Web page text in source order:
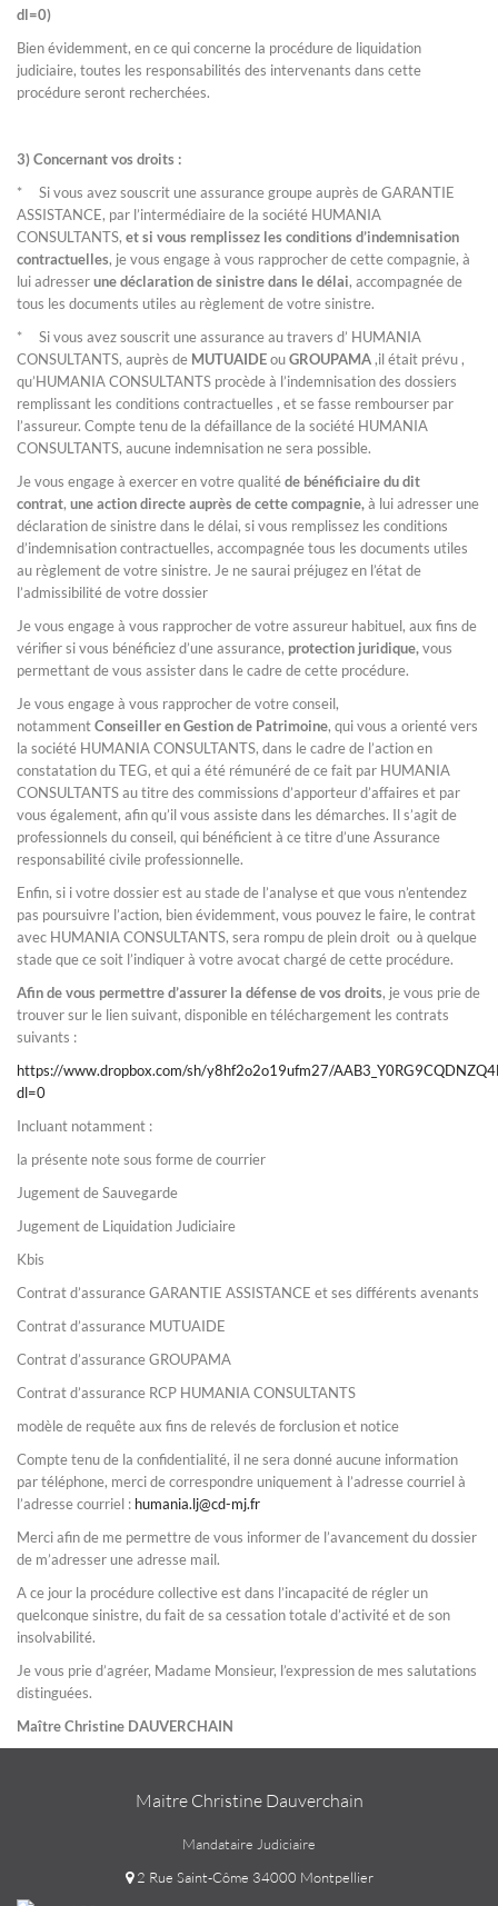
dl=0)
Bien évidemment, en ce qui concerne la procédure de liquidation
judiciaire, toutes les responsabilités des intervenants dans cette
procédure seront recherchées.
3) Concernant vos droits :
* Si vous avez souscrit une assurance groupe auprès de GARANTIE
ASSISTANCE, par l’intermédiaire de la société HUMANIA
CONSULTANTS, et si vous remplissez les conditions d’indemnisation
contractuelles, je vous engage à vous rapprocher de cette compagnie, à
lui adresserune déclaration de sinistre dans le délai, accompagnée de
tous les documents utiles au règlement de votre sinistre.
* Si vous avez souscrit une assurance au travers d’ HUMANIA
CONSULTANTS, auprès de MUTUAIDEouGROUPAMA,il était prévu ,
qu’HUMANIA CONSULTANTS procède à l’indemnisation des dossiers
remplissant les conditions contractuelles , et se fasse rembourser par
l’assureur. Compte tenu de la défaillance de la société HUMANIA
CONSULTANTS, aucune indemnisation ne sera possible.
Je vous engage à exercer en votre qualitéde bénéficiaire du dit
contrat, une action directe auprès de cette compagnie,à lui adresser une
déclaration de sinistre dans le délai, si vous remplissez les conditions
d’indemnisation contractuelles, accompagnée tous les documents utiles
au règlement de votre sinistre. Je ne saurai préjugez en l’état de
l’admissibilité de votre dossier
Je vous engage à vous rapprocher de votre assureur habituel, aux fins de
vérifier si vous bénéficiez d’une assurance, protection juridique,vous
permettant de vous assister dans le cadre de cette procédure.
Je vous engage à vous rapprocher de votre conseil,
notammentConseiller en Gestion de Patrimoine, qui vous a orienté vers
la société HUMANIA CONSULTANTS, dans le cadre de l’action en
constatation du TEG, et qui a été rémunéré de ce fait par HUMANIA
CONSULTANTS au titre des commissions d’apporteur d’affaires et par
vous également, afin qu’il vous assiste dans les démarches. Il s’agit de
professionnels du conseil, qui bénéficient à ce titre d’une Assurance
responsabilité civile professionnelle.
Enfin, si i votre dossier est au stade de l’analyse et que vous n’entendez
pas poursuivre l’action, bien évidemment, vous pouvez le faire, le contrat
avec HUMANIA CONSULTANTS, sera rompu de plein droit ou à quelque
stade que ce soit l’indiquer à votre avocat chargé de cette procédure.
Afin de vous permettre d’assurer la défense de vos droits, je vous prie de
trouver sur le lien suivant, disponible en téléchargement les contrats
suivants :
https://www.dropbox.com/sh/y8hf2o2o19ufm27/
dl=0
Incluant notamment :
la présente note sous forme de courrier
Jugement de Sauvegarde
Jugement de Liquidation Judiciaire
Kbis
Contrat d’assurance GARANTIE ASSISTANCE et ses différents avenants
Contrat d’assurance MUTUAIDE
Contrat d’assurance GROUPAMA
Contrat d’assurance RCP HUMANIA CONSULTANTS
modèle de requête aux fins de relevés de forclusion et notice
Compte tenu de la confidentialité, il ne sera donné aucune information
par téléphone, merci de correspondre uniquement à l’adresse courriel à
l’adresse courriel : humania.lj@cd-mj.fr
Merci afin de me permettre de vous informer de l’avancement du dossier
de m’adresser une adresse mail.
A ce jour la procédure collective est dans l’incapacité de régler un
quelconque sinistre, du fait de sa cessation totale d’activité et de son
insolvabilité.
Je vous prie d’agréer, Madame Monsieur, l’expression de mes salutations
distinguées.
Maître Christine DAUVERCHAIN
Maitre Christine Dauverchain
Mandataire Judiciaire
2 Rue Saint-Côme 34000 Montpellier